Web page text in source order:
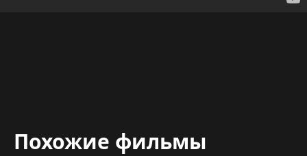
Похожие фильмы